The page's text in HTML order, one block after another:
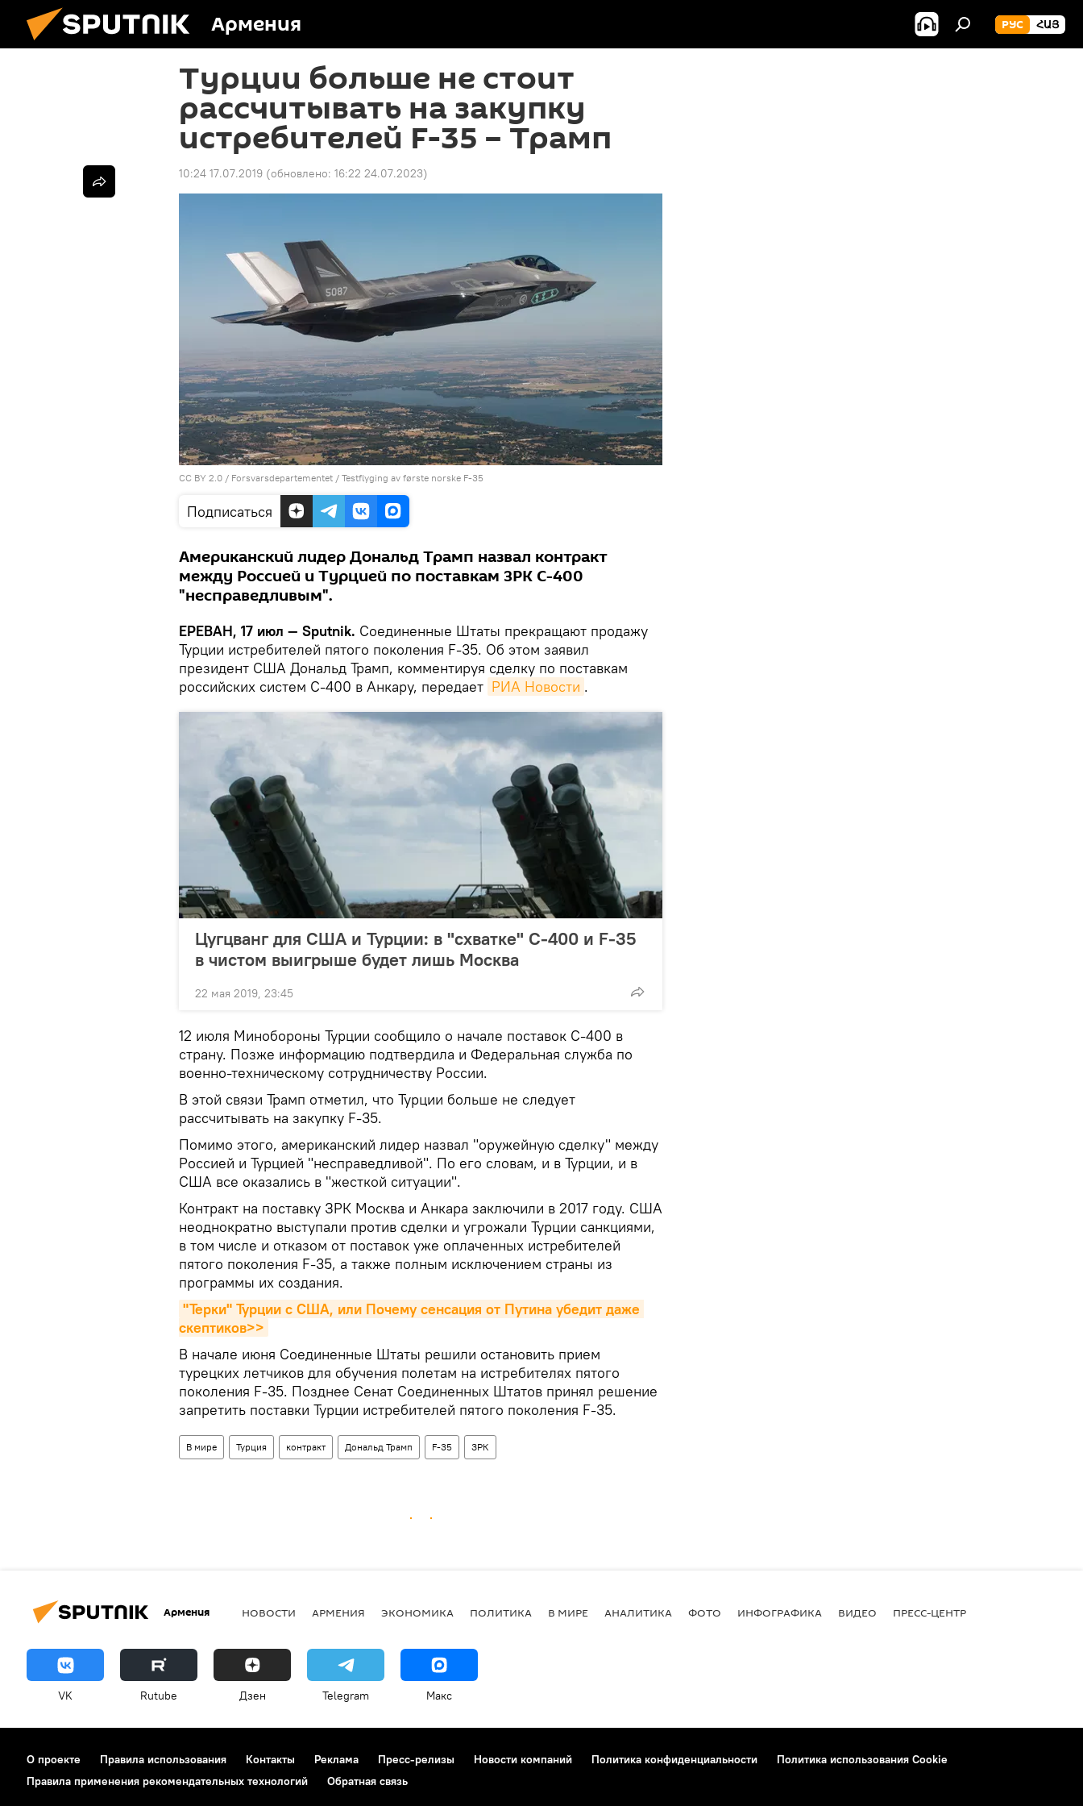
Армения РУС ՀԱՅ
Турции больше не стоит
рассчитывать на закупку
истребителей F-35 – Трамп
10:24 17.07.2019 (обновлено: 16:22 24.07.2023)
CC BY 2.0 / Forsvarsdepartementet / Testflyging av første norske F-35
Подписаться
Американский лидер Дональд Трамп назвал контракт
между Россией и Турцией по поставкам ЗРК С-400
"несправедливым".
ЕРЕВАН, 17 июл — Sputnik. Соединенные Штаты прекращают продажу
Турции истребителей пятого поколения F-35. Об этом заявил
президент США Дональд Трамп, комментируя сделку по поставкам
российских систем С-400 в Анкару, передает РИА Новости .
Цугцванг для США и Турции: в "схватке" С-400 и F-35
в чистом выигрыше будет лишь Москва
22 мая 2019, 23:45
12 июля Минобороны Турции сообщило о начале поставок С-400 в
страну. Позже информацию подтвердила и Федеральная служба по
военно-техническому сотрудничеству России.
В этой связи Трамп отметил, что Турции больше не следует
рассчитывать на закупку F-35.
Помимо этого, американский лидер назвал "оружейную сделку" между
Россией и Турцией "несправедливой". По его словам, и в Турции, и в
США все оказались в "жесткой ситуации".
Контракт на поставку ЗРК Москва и Анкара заключили в 2017 году. США
неоднократно выступали против сделки и угрожали Турции санкциями,
в том числе и отказом от поставок уже оплаченных истребителей
пятого поколения F-35, а также полным исключением страны из
программы их создания.
"Терки" Турции с США, или Почему сенсация от Путина убедит даже
скептиков>>
В начале июня Соединенные Штаты решили остановить прием
турецких летчиков для обучения полетам на истребителях пятого
поколения F-35. Позднее Сенат Соединенных Штатов принял решение
запретить поставки Турции истребителей пятого поколения F-35.
В мире Турция контракт Дональд Трамп F-35 ЗРК
Армения НОВОСТИ АРМЕНИЯ ЭКОНОМИКА ПОЛИТИКА В МИРЕ АНАЛИТИКА ФОТО ИНФОГРАФИКА ВИДЕО ПРЕСС-ЦЕНТР
VK Rutube Дзен Telegram Макс
О проекте Правила использования Контакты Реклама Пресс-релизы Новости компаний Политика конфиденциальности
Политика использования Cookie
Правила применения рекомендательных технологий
Обратная связь